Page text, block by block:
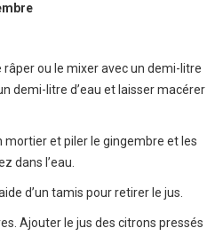
râper ou le mixer avec un demi-litre
demi-litre d’eau et laisser macérer
mortier et piler le gingembre et les
dans l’eau.
d’un tamis pour retirer le jus.
Ajouter le jus des citrons pressés